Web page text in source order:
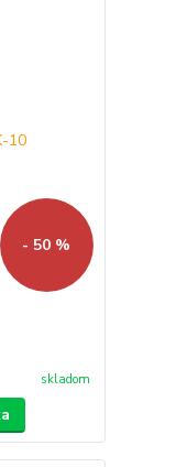
- 50 %
skladom